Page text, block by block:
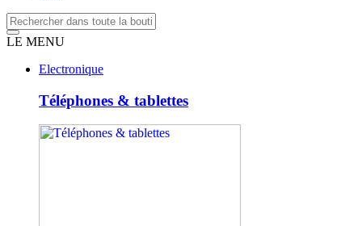
LE MENU
Electronique
Téléphones & tablettes